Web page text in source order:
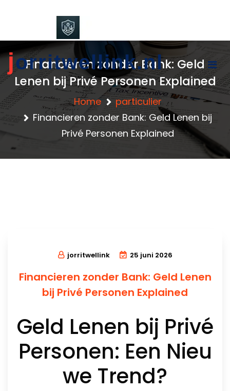
jorritwellink.nl
Financieren zonder Bank: Geld
Lenen bij Privé Personen Explained
Home
particulier
Financieren zonder Bank: Geld Lenen bij
Privé Personen Explained
jorritwellink 25 juni 2026
Financieren zonder Bank: Geld Lenen
bij Privé Personen Explained
Geld Lenen bij Privé
Personen: Een Nieu
we Trend?